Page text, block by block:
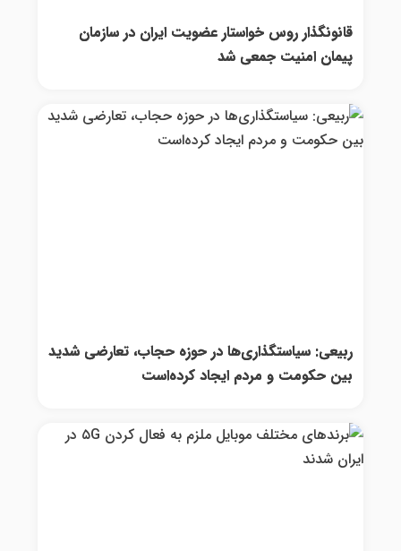
قانونگذار روس خواستار عضویت ایران در سازمان
پیمان امنیت جمعی شد
ربیعی: سیاستگذاری‌ها در حوزه حجاب، تعارضی شدید
بین حکومت و مردم ایجاد کرده‌است